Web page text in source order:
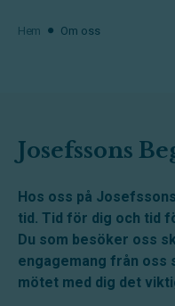
Hem Om oss
Josefssons
Hos oss på
tid. Tid för dig och tid
Du som besöker oss
engagemang från oss
mötet med dig det